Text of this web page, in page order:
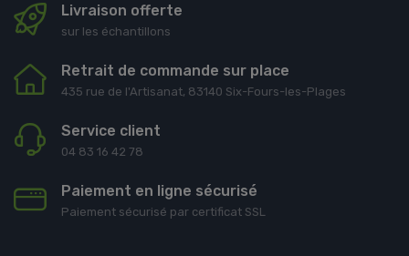
Livraison offerte
sur les échantillons
Retrait de commande sur place
435 rue de l'Artisanat, 83140 Six-Fours-les-Plages
Service client
04 83 16 42 78
Paiement en ligne sécurisé
Paiement sécurisé par certificat SSL